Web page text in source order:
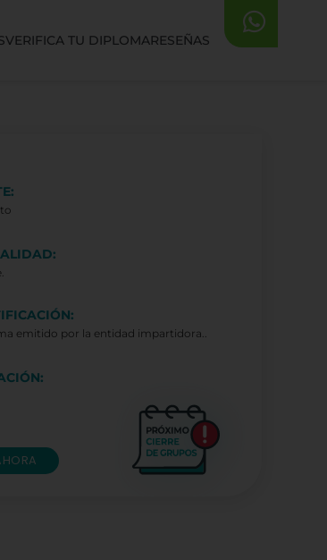
VERIFICA TU DIPLOMARESEÑAS
emitido por la entidad impartidora..